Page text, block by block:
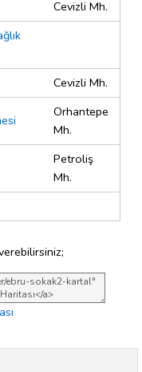
Cevizli Mh.
Cevizli Mh.
Orhantepe
Mh.
Petroliş
Mh.